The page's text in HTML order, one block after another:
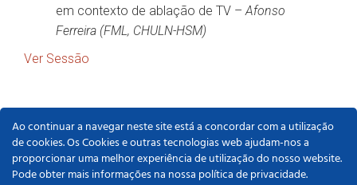
em contexto de ablação de TV –Afonso
Ferreira (FML, CHULN-HSM)
Ver Sessão
Ao continuar a navegar neste site está a concordar com a utilização
de cookies. Os Cookies e outras tecnologias web ajudam-nos a
proporcionar uma melhor experiência de utilização do nosso website.
Pode obter mais informações na nossa política de privacidade.